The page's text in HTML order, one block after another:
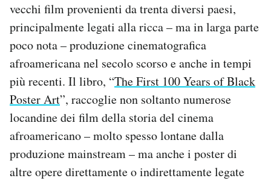
AREA PERSONALE
Area Personale
Newsletter
Notifiche mobile
Regala il Post
Hai bisogno di aiuto?
Esci
vecchi film provenienti da trenta diversi paesi,
principalmente legati alla ricca – ma in larga parte
poco nota – produzione cinematografica
afroamericana nel secolo scorso e anche in tempi
più recenti. Il libro, “The First 100 Years of Black
Poster Art”, raccoglie non soltanto numerose
locandine dei film della storia del cinema
afroamericano – molto spesso lontane dalla
produzione mainstream – ma anche i poster di
altre opere direttamente o indirettamente legate